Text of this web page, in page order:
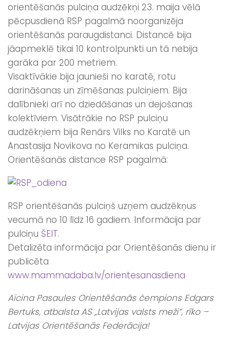
orientēšanās pulciņa audzēkņi 23. maija vēlā
pēcpusdienā RSP pagalmā noorganizēja
orientēšanās paraugdistanci. Distancē bija
jāapmeklē tikai 10 kontrolpunkti un tā nebija
garāka par 200 metriem.
Visaktīvākie bija jaunieši no karatē, rotu
darināšanas un zīmēšanas pulciņiem. Bija
dalībnieki arī no dziedāšanas un dejošanas
kolektīviem. Visātrākie no RSP pulciņu
audzēkņiem bija Renārs Vilks no Karatē un
Anastasija Novikova no Keramikas pulciņa.
Orientēšanās distance RSP pagalmā:
RSP orientēšanās pulciņš uzņem audzēkņus
vecumā no 10 līdz 16 gadiem. Informācija par
pulciņu ŠEIT.
Detalizēta informācija par Orientēšanās dienu ir
publicēta
www.mammadaba.lv/orientesanasdiena
Aicina Pasaules Orientēšanās čempions Edgars
Bertuks, atbalsta AS „Latvijas valsts meži”, rīko –
Latvijas Orientēšanās Federācija!